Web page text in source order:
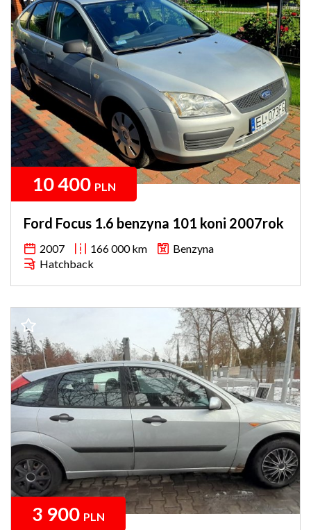
10 400 PLN
Ford Focus 1.6 benzyna 101 koni 2007rok
2007 166 000 km
Benzyna
Hatchback
3 900 PLN